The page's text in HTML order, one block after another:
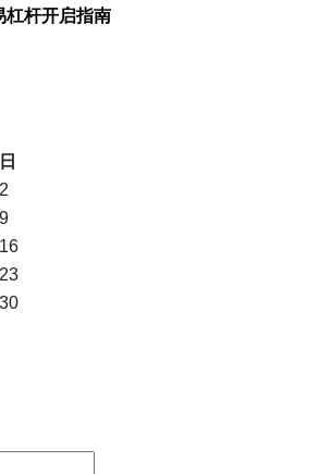
杠杆开启指南
日
2
9
16
23
30